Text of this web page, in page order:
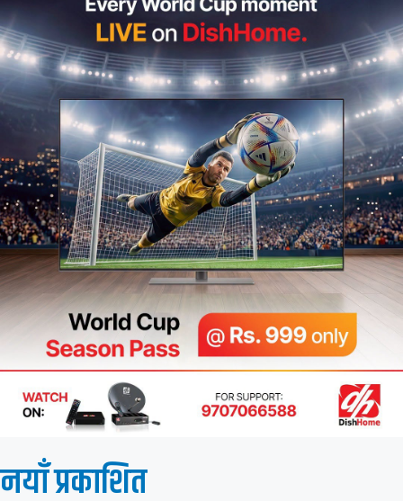
नयाँ प्रकाशित